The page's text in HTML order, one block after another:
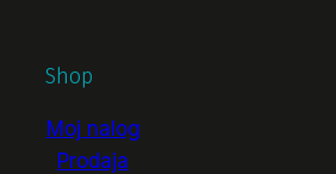
Shop
Moj nalog
Prodaja